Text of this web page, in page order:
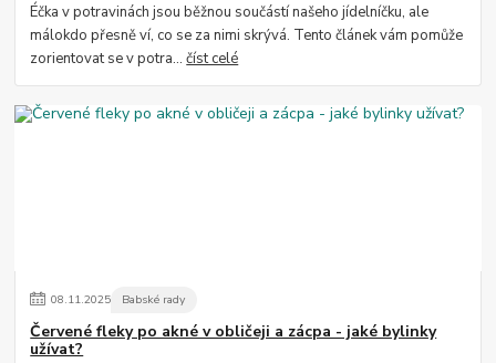
Éčka v potravinách jsou běžnou součástí našeho jídelníčku, ale
málokdo přesně ví, co se za nimi skrývá. Tento článek vám pomůže
zorientovat se v potra...číst celé
08.11.2025 Babské rady
Červené fleky po akné v obličeji a zácpa - jaké bylinky
užívat?